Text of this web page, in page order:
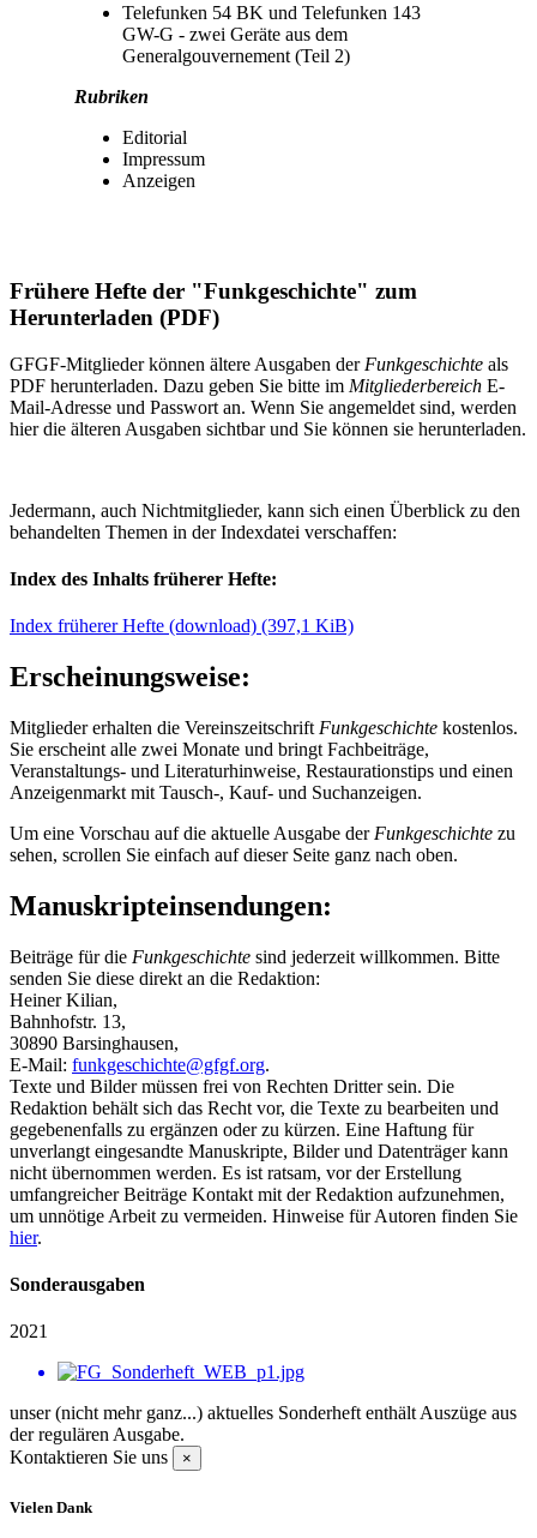
Telefunken 54 BK und Telefunken 143
GW-G - zwei Geräte aus dem
Generalgouvernement (Teil 2)
Rubriken
Editorial
Impressum
Anzeigen
Frühere Hefte der "Funkgeschichte" zum
Herunterladen (PDF)
GFGF-Mitglieder können ältere Ausgaben der Funkgeschichte als
PDF herunterladen. Dazu geben Sie bitte im Mitgliederbereich E-
Mail-Adresse und Passwort an. Wenn Sie angemeldet sind, werden
hier die älteren Ausgaben sichtbar und Sie können sie herunterladen.
Jedermann, auch Nichtmitglieder, kann sich einen Überblick zu den
behandelten Themen in der Indexdatei verschaffen:
Index des Inhalts früherer Hefte:
Index früherer Hefte (download) (397,1 KiB)
Erscheinungsweise:
Mitglieder erhalten die Vereinszeitschrift Funkgeschichte kostenlos.
Sie erscheint alle zwei Monate und bringt Fachbeiträge,
Veranstaltungs- und Literaturhinweise, Restaurationstips und einen
Anzeigenmarkt mit Tausch-, Kauf- und Suchanzeigen.
Um eine Vorschau auf die aktuelle Ausgabe der Funkgeschichte zu
sehen, scrollen Sie einfach auf dieser Seite ganz nach oben.
Manuskripteinsendungen:
Beiträge für die Funkgeschichte sind jederzeit willkommen. Bitte
senden Sie diese direkt an die Redaktion:
Heiner Kilian,
Bahnhofstr. 13,
30890 Barsinghausen,
E-Mail: funkgeschichte@gfgf.org.
Texte und Bilder müssen frei von Rechten Dritter sein. Die
Redaktion behält sich das Recht vor, die Texte zu bearbeiten und
gegebenenfalls zu ergänzen oder zu kürzen. Eine Haftung für
unverlangt eingesandte Manuskripte, Bilder und Datenträger kann
nicht übernommen werden. Es ist ratsam, vor der Erstellung
umfangreicher Beiträge Kontakt mit der Redaktion aufzunehmen,
um unnötige Arbeit zu vermeiden. Hinweise für Autoren finden Sie
hier.
Sonderausgaben
2021
unser (nicht mehr ganz...) aktuelles Sonderheft enthält Auszüge aus
der regulären Ausgabe.
Kontaktieren Sie uns
×
Vielen Dank